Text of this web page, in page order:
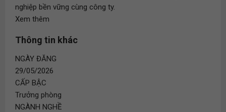
nghiệp bền vững cùng công ty.
Xem thêm
Thông tin khác
NGÀY ĐĂNG
29/05/2026
CẤP BẬC
Trưởng phòng
NGÀNH NGHỀ